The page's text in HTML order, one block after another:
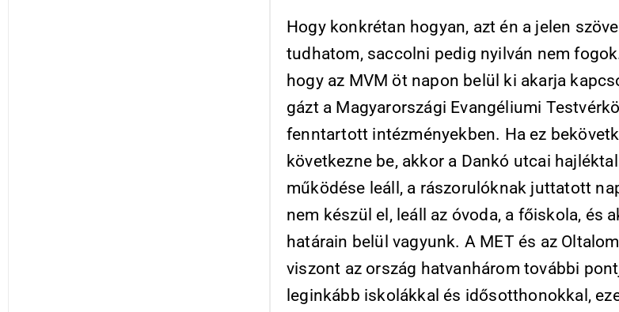
Hogy konkrétan hogyan, azt én a jelen
tudhatom, saccolni pedig nyilván nem
hogy az MVM öt napon belül ki akarja
gázt a Magyarországi Evangéliumi
fenntartott intézményekben. Ha ez
következne be, akkor a Dankó utcai
működése leáll, a rászorulóknak juttatott
nem készül el, leáll az óvoda, a főiskola, és
határain belül vagyunk. A MET és az
viszont az ország hatvanhárom további
leginkább iskolákkal és idősotthonokkal,